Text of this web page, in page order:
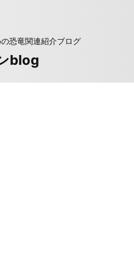
恐竜関連紹介ブログ
blog